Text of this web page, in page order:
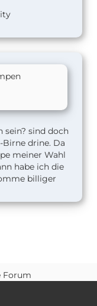
Forum
21
sein? sind doch
drine. Da
meiner Wahl
habe ich die
billiger